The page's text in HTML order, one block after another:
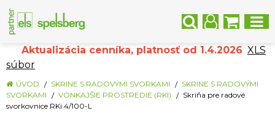
Aktualizácia cenníka, platnosť od 1.4.2026 XLS
súbor
ÚVOD SKRINE S RADOVÝMI SVORKAMI
SKRINE S RADOVÝMI
SVORKAMI
VONKAJŠIE PROSTREDIE (RKI)
Skriňa pre radové
svorkovnice RKi 4/100-L